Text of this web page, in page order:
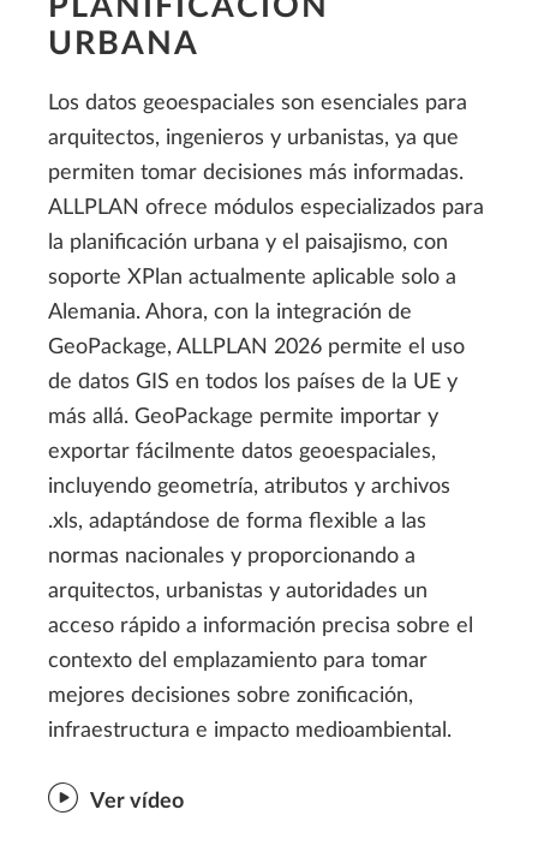
PLANIFICACIÓN
URBANA
Los datos geoespaciales son esenciales para
arquitectos, ingenieros y urbanistas, ya que
permiten tomar decisiones más informadas.
ALLPLAN ofrece módulos especializados para
la planificación urbana y el paisajismo, con
soporte XPlan actualmente aplicable solo a
Alemania. Ahora, con la integración de
GeoPackage, ALLPLAN 2026 permite el uso
de datos GIS en todos los países de la UE y
más allá. GeoPackage permite importar y
exportar fácilmente datos geoespaciales,
incluyendo geometría, atributos y archivos
.xls, adaptándose de forma flexible a las
normas nacionales y proporcionando a
arquitectos, urbanistas y autoridades un
acceso rápido a información precisa sobre el
contexto del emplazamiento para tomar
mejores decisiones sobre zonificación,
infraestructura e impacto medioambiental.
Ver vídeo